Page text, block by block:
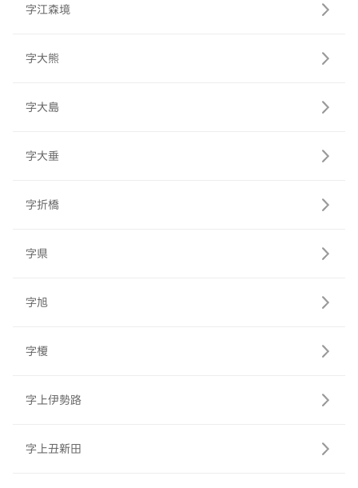
字江森境
字大熊
字大島
字大垂
字折橋
字県
字旭
字榎
字上伊勢路
字上丑新田